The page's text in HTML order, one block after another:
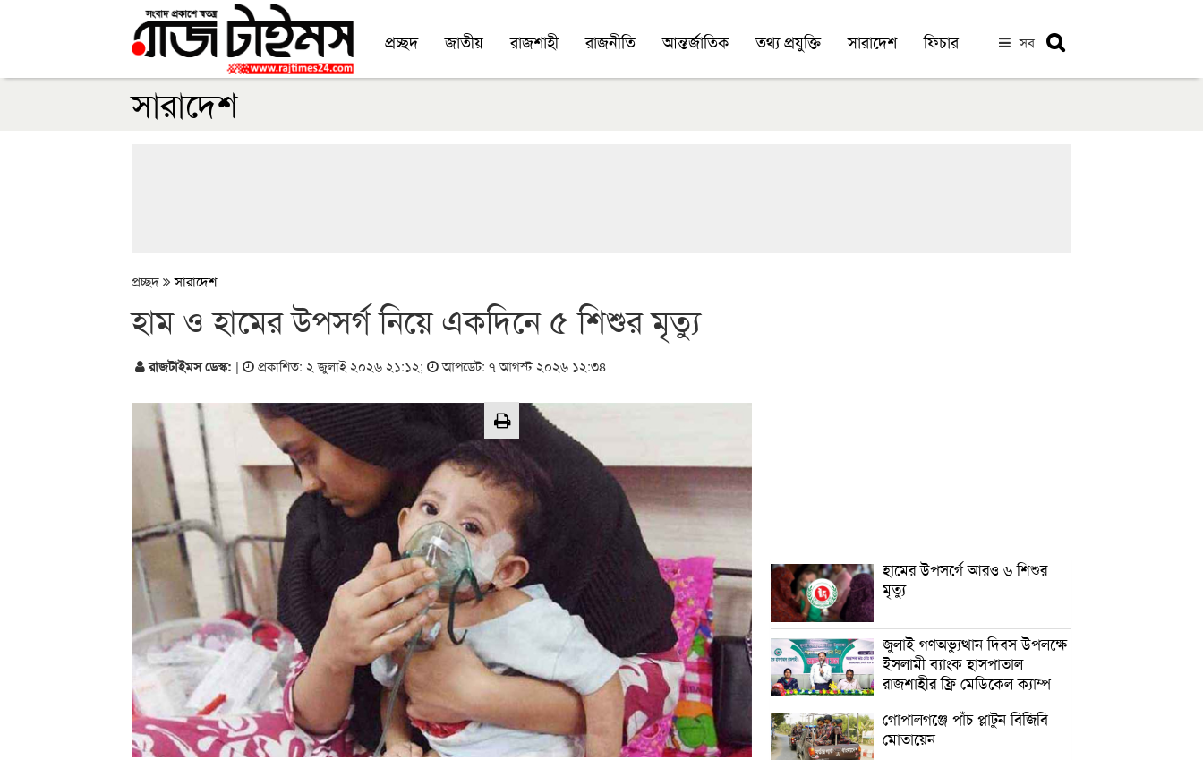
প্রচ্ছদ জাতীয় রাজশাহী রাজনীতি আন্তর্জাতিক তথ্য প্রযুক্তি সারাদেশ ফিচার সব
সারাদেশ
প্রচ্ছদ সারাদেশ
হাম ও হামের উপসর্গ নিয়ে একদিনে ৫ শিশুর মৃত্যু
রাজটাইমস ডেস্ক: | প্রকাশিত: ২ জুলাই ২০২৬ ২১:১২; আপডেট: ৭ আগস্ট ২০২৬ ১২:৩৪
হামের উপসর্গে আরও ৬ শিশুর
মৃত্যু
জুলাই গণঅভ্যুত্থান দিবস উপলক্ষে
ইসলামী ব্যাংক হাসপাতাল
রাজশাহীর ফ্রি মেডিকেল ক্যাম্প
গোপালগঞ্জে পাঁচ প্লাটুন বিজিবি
মোতায়েন